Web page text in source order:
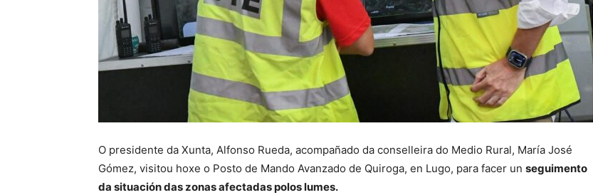
O presidente da Xunta, Alfonso Rueda, acompañado da conselleira do Medio Rural, María José
Gómez, visitou hoxe o Posto de Mando Avanzado de Quiroga, en Lugo, para facer un seguimento
da situación das zonas afectadas polos lumes.